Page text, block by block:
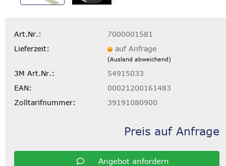
Art.Nr.:
7000001581
Lieferzeit:
auf Anfrage
(Ausland abweichend)
3M Art.Nr.:
54915033
EAN:
00021200161483
Zolltarifnummer:
39191080900
Preis auf Anfrage
Angebot anfordern